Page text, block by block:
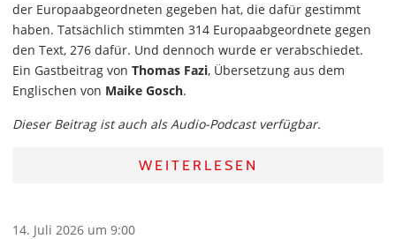
der Europaabgeordneten gegeben hat, die dafür gestimmt
haben. Tatsächlich stimmten 314 Europaabgeordnete gegen
den Text, 276 dafür. Und dennoch wurde er verabschiedet.
Ein Gastbeitrag von Thomas Fazi, Übersetzung aus dem
Englischen von Maike Gosch.
Dieser Beitrag ist auch als Audio-Podcast verfügbar.
WEITERLESEN
14. Juli 2026 um 9:00